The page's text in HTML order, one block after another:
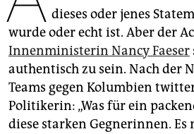
genossenschaft
epaper login
dieses oder jenes
wurde oder echt ist. Aber der
Innenministerin Nancy Faeser
authentisch zu sein. Nach der
Teams gegen Kolumbien
Politikerin: „Was für ein
diese starken Gegnerinnen. Es